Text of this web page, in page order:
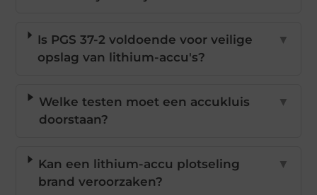
Is PGS 37-2 voldoende voor veilige
opslag van lithium-accu's?
▼
Welke testen moet een accukluis
doorstaan?
▼
Kan een lithium-accu plotseling
brand veroorzaken?
▼